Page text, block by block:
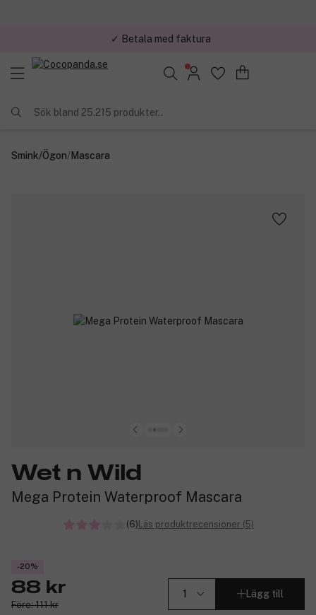
✓ Betala med faktura
Sök bland 25.215 produkter..
Smink/Ögon/Mascara
Wet n Wild
Mega Protein Waterproof Mascara
(6) Läs produktrecensioner (5)
-20%
88 kr
Före: 111 kr
Lägg till